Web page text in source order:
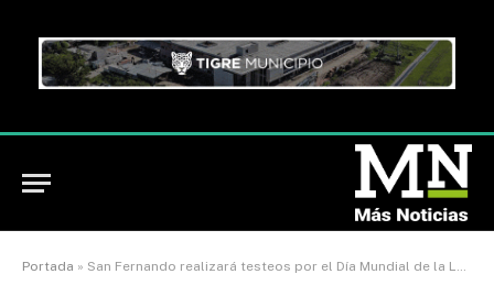
Portada » San Fernando realizará testeos por el Día Mundial de la Lucha contra el VIH/SIDA